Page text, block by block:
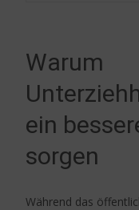
Warum
ein
sorgen
Während das